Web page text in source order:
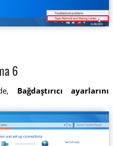
6
Bağdaştırıcı ayarlarını